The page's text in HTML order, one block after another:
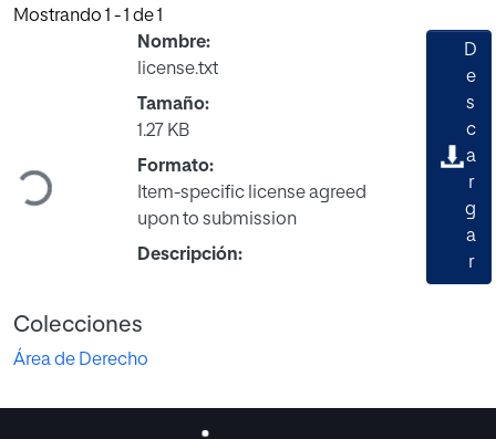
Mostrando 1 - 1 de 1
Cargando...
Nombre:
license.txt
Tamaño:
1.27 KB
Formato:
Item-specific license agreed
upon to submission
Descripción:
D
e
s
c
a
r
g
a
r
Colecciones
Área de Derecho